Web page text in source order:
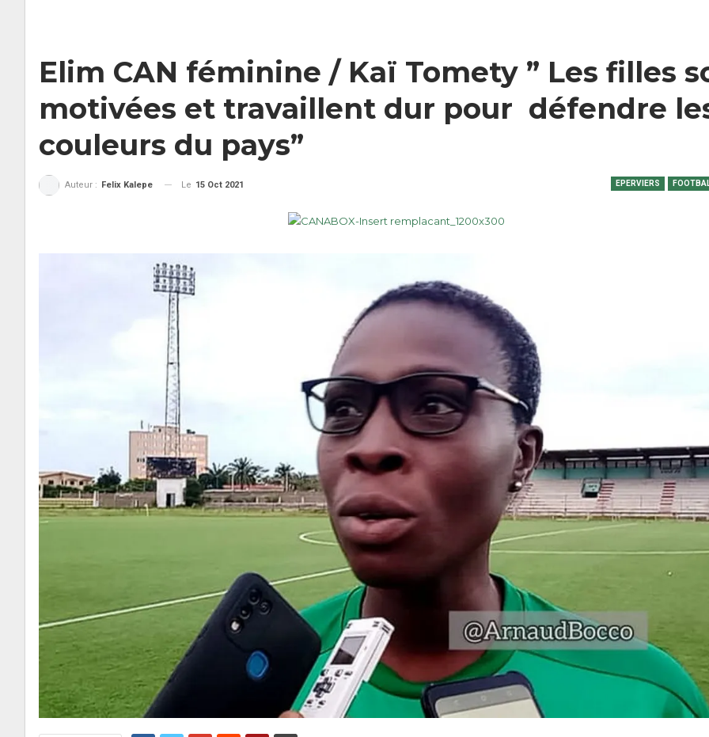
Elim CAN féminine / Kaï Tomety ” Les filles
motivées et travaillent dur pour défendre
couleurs du pays”
EPERVIERS
Auteur : Felix Kalepe Le 15 Oct 2021